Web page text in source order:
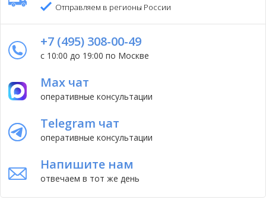
Отправляем в регионы России
+7 (495) 308-00-49
с 10:00 до 19:00 по Москве
Max чат
оперативные консультации
Telegram чат
оперативные консультации
Напишите нам
отвечаем в тот же день